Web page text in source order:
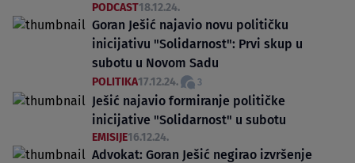
PODCAST18.12.24.
Goran Ješić najavio novu političku
inicijativu "Solidarnost": Prvi skup u
subotu u Novom Sadu
POLITIKA17.12.24. 3
Ješić najavio formiranje političke
inicijative "Solidarnost" u subotu
EMISIJE16.12.24.
Advokat: Goran Ješić negirao izvršenje